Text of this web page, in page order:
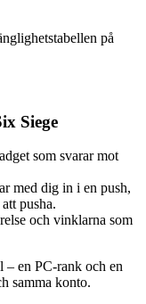
på
Siege
som svarar mot
med dig in i en push,
pusha.
och vinklarna som
– en PC-rank och en
samma konto.